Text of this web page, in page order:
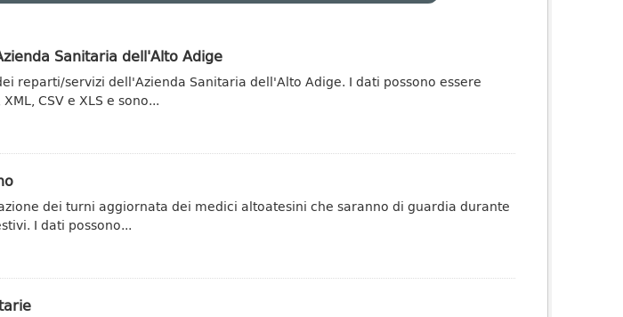
Sanitaria dell'Alto Adige
reparti/servizi dell'Azienda Sanitaria dell'Alto Adige. I dati possono essere
CSV e XLS e sono...
dei turni aggiornata dei medici altoatesini che saranno di guardia durante
I dati possono...